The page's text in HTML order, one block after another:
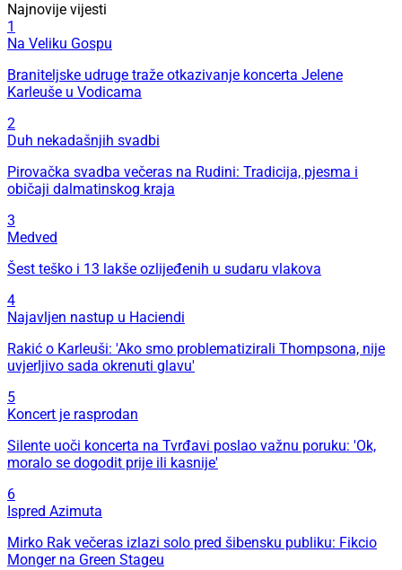
Najnovije vijesti
1
Na Veliku Gospu
Braniteljske udruge traže otkazivanje koncerta Jelene
Karleuše u Vodicama
2
Duh nekadašnjih svadbi
Pirovačka svadba večeras na Rudini: Tradicija, pjesma i
običaji dalmatinskog kraja
3
Medved
Šest teško i 13 lakše ozlijeđenih u sudaru vlakova
4
Najavljen nastup u Haciendi
Rakić o Karleuši: 'Ako smo problematizirali Thompsona, nije
uvjerljivo sada okrenuti glavu'
5
Koncert je rasprodan
Silente uoči koncerta na Tvrđavi poslao važnu poruku: 'Ok,
moralo se dogodit prije ili kasnije'
6
Ispred Azimuta
Mirko Rak večeras izlazi solo pred šibensku publiku: Fikcio
Monger na Green Stageu